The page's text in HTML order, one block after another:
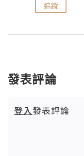
追蹤
發表評論
登入發表評論